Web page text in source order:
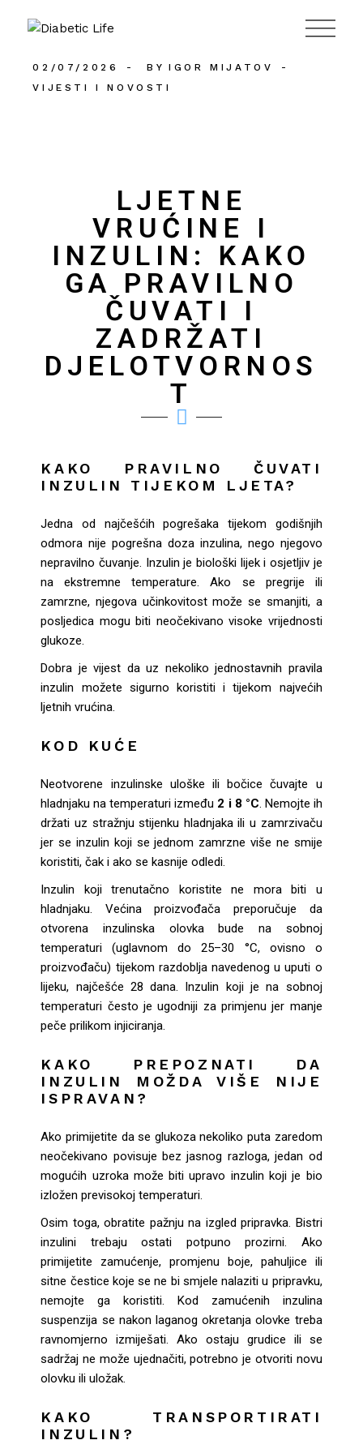
02/07/2026 BY IGOR MIJATOV
VIJESTI I NOVOSTI
LJETNE
VRUĆINE I
INZULIN: KAKO
GA PRAVILNO
ČUVATI I
ZADRŽATI
DJELOTVORNOS
T
KAKO PRAVILNO ČUVATI
INZULIN TIJEKOM LJETA?
Jedna od najčešćih pogrešaka tijekom godišnjih
odmora nije pogrešna doza inzulina, nego njegovo
nepravilno čuvanje. Inzulin je biološki lijek i osjetljiv je
na ekstremne temperature. Ako se pregrije ili
zamrzne, njegova učinkovitost može se smanjiti, a
posljedica mogu biti neočekivano visoke vrijednosti
glukoze.
Dobra je vijest da uz nekoliko jednostavnih pravila
inzulin možete sigurno koristiti i tijekom najvećih
ljetnih vrućina.
KOD KUĆE
Neotvorene inzulinske uloške ili bočice čuvajte u
hladnjaku na temperaturi između 2 i 8 °C. Nemojte ih
držati uz stražnju stijenku hladnjaka ili u zamrzivaču
jer se inzulin koji se jednom zamrzne više ne smije
koristiti, čak i ako se kasnije odledi.
Inzulin koji trenutačno koristite ne mora biti u
hladnjaku. Većina proizvođača preporučuje da
otvorena inzulinska olovka bude na sobnoj
temperaturi (uglavnom do 25–30 °C, ovisno o
proizvođaču) tijekom razdoblja navedenog u uputi o
lijeku, najčešće 28 dana. Inzulin koji je na sobnoj
temperaturi često je ugodniji za primjenu jer manje
peče prilikom injiciranja.
KAKO PREPOZNATI DA
INZULIN MOŽDA VIŠE NIJE
ISPRAVAN?
Ako primijetite da se glukoza nekoliko puta zaredom
neočekivano povisuje bez jasnog razloga, jedan od
mogućih uzroka može biti upravo inzulin koji je bio
izložen previsokoj temperaturi.
Osim toga, obratite pažnju na izgled pripravka. Bistri
inzulini trebaju ostati potpuno prozirni. Ako
primijetite zamućenje, promjenu boje, pahuljice ili
sitne čestice koje se ne bi smjele nalaziti u pripravku,
nemojte ga koristiti. Kod zamućenih inzulina
suspenzija se nakon laganog okretanja olovke treba
ravnomjerno izmiješati. Ako ostaju grudice ili se
sadržaj ne može ujednačiti, potrebno je otvoriti novu
olovku ili uložak.
KAKO TRANSPORTIRATI
INZULIN?